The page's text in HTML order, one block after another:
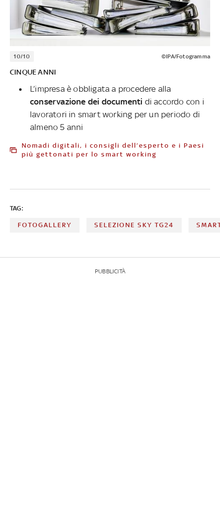
10/10 ©IPA/Fotogramma
CINQUE ANNI
L’impresa è obbligata a procedere alla
conservazione dei documenti di accordo con i
lavoratori in smart working per un periodo di
almeno 5 anni
Nomadi digitali, i consigli dell’esperto e i Paesi
più gettonati per lo smart working
TAG:
FOTOGALLERY SELEZIONE SKY TG24
PUBBLICITÀ